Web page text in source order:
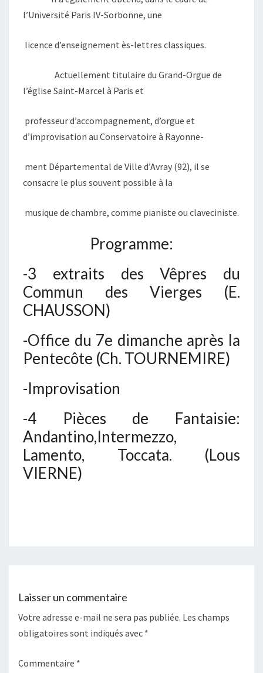
l’Université Paris IV-Sorbonne, une
licence d’enseignement ès-lettres classiques.
Actuellement titulaire du Grand-Orgue de
l’église Saint-Marcel à Paris et
professeur d’accompagnement, d’orgue et
d’improvisation au Conservatoire à Rayonne-
ment Départemental de Ville d’Avray (92), il se
consacre le plus souvent possible à la
musique de chambre, comme pianiste ou claveciniste.
Programme:
-3 extraits des Vêpres du
Commun des Vierges (E.
CHAUSSON)
-Office du 7e dimanche après la
Pentecôte (Ch. TOURNEMIRE)
-Improvisation
-4 Pièces de Fantaisie:
Andantino,Intermezzo,
Lamento, Toccata. (Lous
VIERNE)
Laisser un commentaire
Votre adresse e-mail ne sera pas publiée. Les champs
obligatoires sont indiqués avec *
Commentaire *